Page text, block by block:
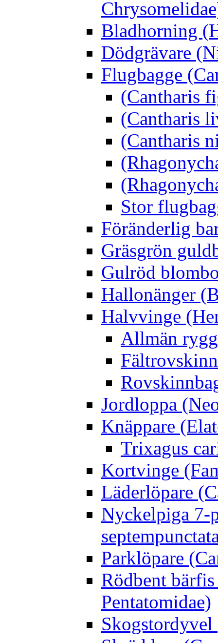
Bladhorning
Dödgrävare
Flugbagge
(Cantharis
(Cantharis
(Cantharis
Stor
Föränderlig
Gräsgrön
Gulröd
Hallonänger
Halvvinge
Allmän
Jordloppa
Knäppare
Trixagus
Kortvinge
Läderlöpare
Nyckelpiga 7-
Parklöpare
Rödbent
Pentatomidae)
Skogstordyvel